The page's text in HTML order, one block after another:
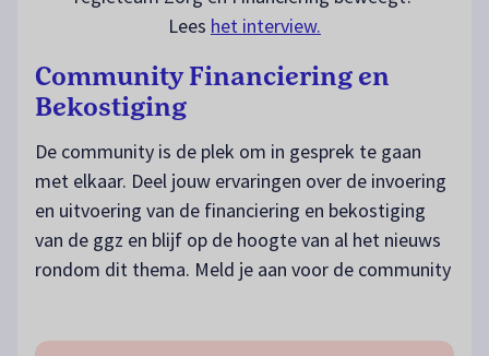
Lees het interview.
Community Financiering en
Bekostiging
De community is de plek om in gesprek te gaan
met elkaar. Deel jouw ervaringen over de invoering
en uitvoering van de financiering en bekostiging
van de ggz en blijf op de hoogte van al het nieuws
rondom dit thema. Meld je aan voor de community